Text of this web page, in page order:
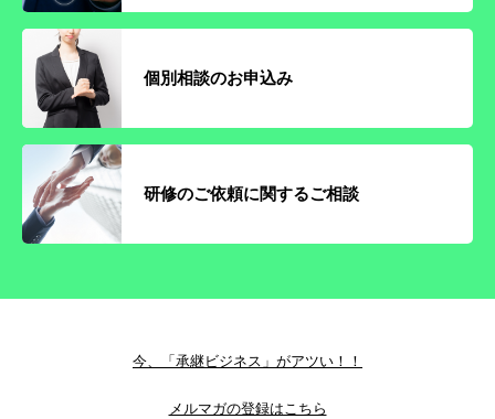
個別相談のお申込み
研修のご依頼に関するご相談
今、「承継ビジネス」がアツい！！
メルマガの登録はこちら